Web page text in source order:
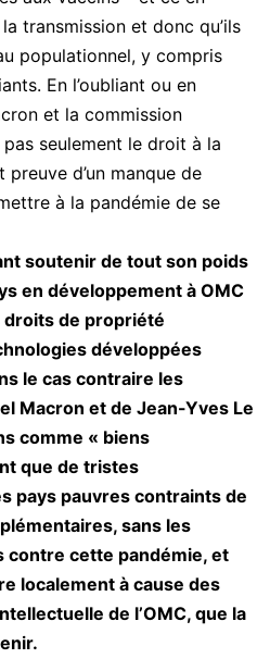
transmission et donc qu’ils
populationnel, y compris
En l’oubliant ou en
et la commission
seulement le droit à la
preuve d’un manque de
à la pandémie de se
soutenir de tout son poids
en développement à OMC
droits de propriété
développées
le cas contraire les
Macron et de Jean-Yves Le
comme « biens
que de tristes
pays pauvres contraints de
sans les
contre cette pandémie, et
localement à cause des
de l’OMC, que la